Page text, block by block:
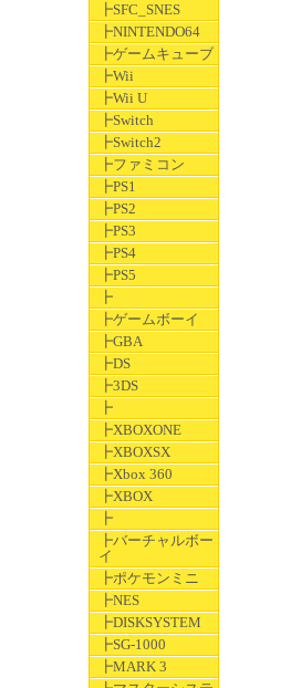
┣SFC_SNES
┣NINTENDO64
┣ゲームキューブ
┣Wii
┣Wii U
┣Switch
┣Switch2
┣ファミコン
┣PS1
┣PS2
┣PS3
┣PS4
┣PS5
┣
┣ゲームボーイ
┣GBA
┣DS
┣3DS
┣
┣XBOXONE
┣XBOXSX
┣Xbox 360
┣XBOX
┣
┣バーチャルボー
イ
┣ポケモンミニ
┣NES
┣DISKSYSTEM
┣SG-1000
┣MARK 3